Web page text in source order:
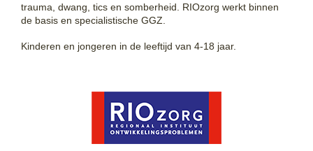
trauma, dwang, tics en somberheid. RIOzorg werkt binnen
de basis en specialistische GGZ.
Kinderen en jongeren in de leeftijd van 4-18 jaar.